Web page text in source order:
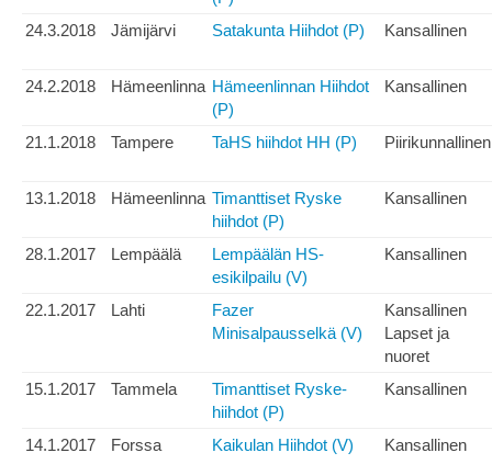
24.3.2018
Jämijärvi Satakunta Hiihdot (P) Kansallinen
24.2.2018 Hämeenlinna Hämeenlinnan Hiihdot
(P)
Kansallinen
21.1.2018 Tampere TaHS hiihdot HH (P) Piirikunnallinen
13.1.2018 Hämeenlinna Timanttiset Ryske
hiihdot (P)
Kansallinen
28.1.2017 Lempäälä
Lempäälän HS-
esikilpailu (V)
Kansallinen
22.1.2017 Lahti
Fazer
Minisalpausselkä (V)
Kansallinen
Lapset ja
nuoret
15.1.2017
Tammela
Timanttiset Ryske-
hiihdot (P)
Kansallinen
14.1.2017 Forssa Kaikulan Hiihdot (V) Kansallinen